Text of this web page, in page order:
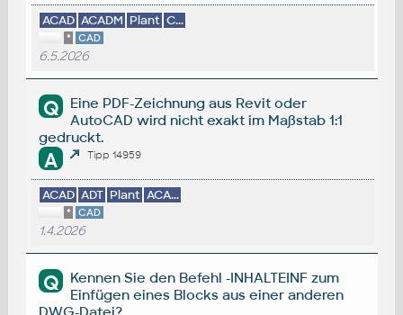
ACAD ACADM Plant C...
* CAD
6.5.2026
Q
Eine PDF-Zeichnung aus Revit oder
AutoCAD wird nicht exakt im Maßstab 1:1
gedruckt.
A Tipp 14959
ACAD ADT Plant ACA...
* CAD
1.4.2026
Q
Kennen Sie den Befehl -INHALTEINF zum
Einfügen eines Blocks aus einer anderen